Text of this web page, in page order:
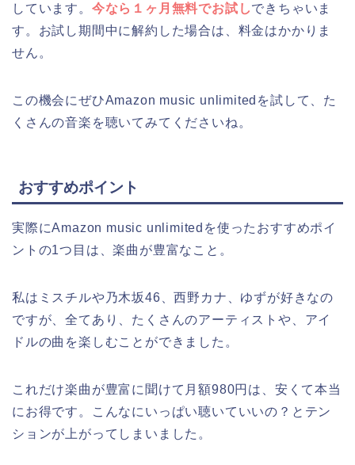
しています。 今なら１ヶ月無料でお試しできちゃいま
す。お試し期間中に解約した場合は、料金はかかりま
せん。
この機会にぜひAmazon music unlimitedを試して、た
くさんの音楽を聴いてみてくださいね。
おすすめポイント
実際にAmazon music unlimitedを使ったおすすめポイ
ントの1つ目は、楽曲が豊富なこと。
私はミスチルや乃木坂46、西野カナ、ゆずが好きなの
ですが、全てあり、たくさんのアーティストや、アイ
ドルの曲を楽しむことができました。
これだけ楽曲が豊富に聞けて月額980円は、安くて本当
にお得です。こんなにいっぱい聴いていいの？とテン
ションが上がってしまいました。